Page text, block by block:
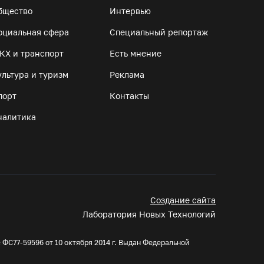
75-летний бегун из Великого Устюга стал
07.08.26 / 14:42
Завершен первый этап благоустройства
водохранилища
Череповчанку задержали с наркотиками:
В Кириллове впервые пройдет фестиваль
«Рэп на Руси» в честь юбилея города
сфера
и транспорт
и туризм
Интервью
Специальный репортаж
Есть мнение
Реклама
Контакты
Создание сайта
Лаборатория Новых Технологий
59596 от 10 октября 2014 г. Выдан Федеральной